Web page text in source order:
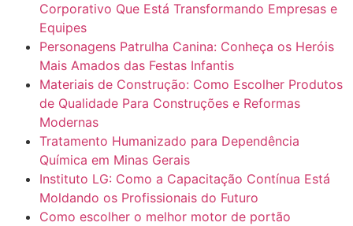
Corporativo Que Está Transformando Empresas e
Equipes
Personagens Patrulha Canina: Conheça os Heróis
Mais Amados das Festas Infantis
Materiais de Construção: Como Escolher Produtos
de Qualidade Para Construções e Reformas
Modernas
Tratamento Humanizado para Dependência
Química em Minas Gerais
Instituto LG: Como a Capacitação Contínua Está
Moldando os Profissionais do Futuro
Como escolher o melhor motor de portão